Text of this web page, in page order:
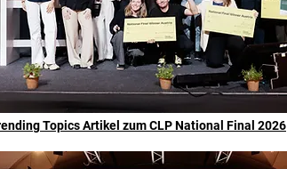
Topics Artikel zum CLP National Final 2026